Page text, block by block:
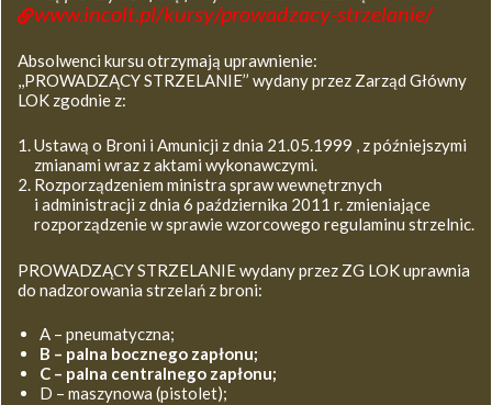
www.incolt.pl/kursy/prowadzacy-strzelanie/
Absolwenci kursu otrzymają uprawnienie:
,,PROWADZĄCY STRZELANIE’’ wydany przez Zarząd Główny
LOK zgodnie z:
Ustawą o Broni i Amunicji z dnia 21.05.1999 , z późniejszymi
zmianami wraz z aktami wykonawczymi.
Rozporządzeniem ministra spraw wewnętrznych
i administracji z dnia 6 października 2011 r. zmieniające
rozporządzenie w sprawie wzorcowego regulaminu strzelnic.
PROWADZĄCY STRZELANIE wydany przez ZG LOK uprawnia
do nadzorowania strzelań z broni:
A – pneumatyczna;
B – palna bocznego zapłonu;
C – palna centralnego zapłonu;
D – maszynowa (pistolet);